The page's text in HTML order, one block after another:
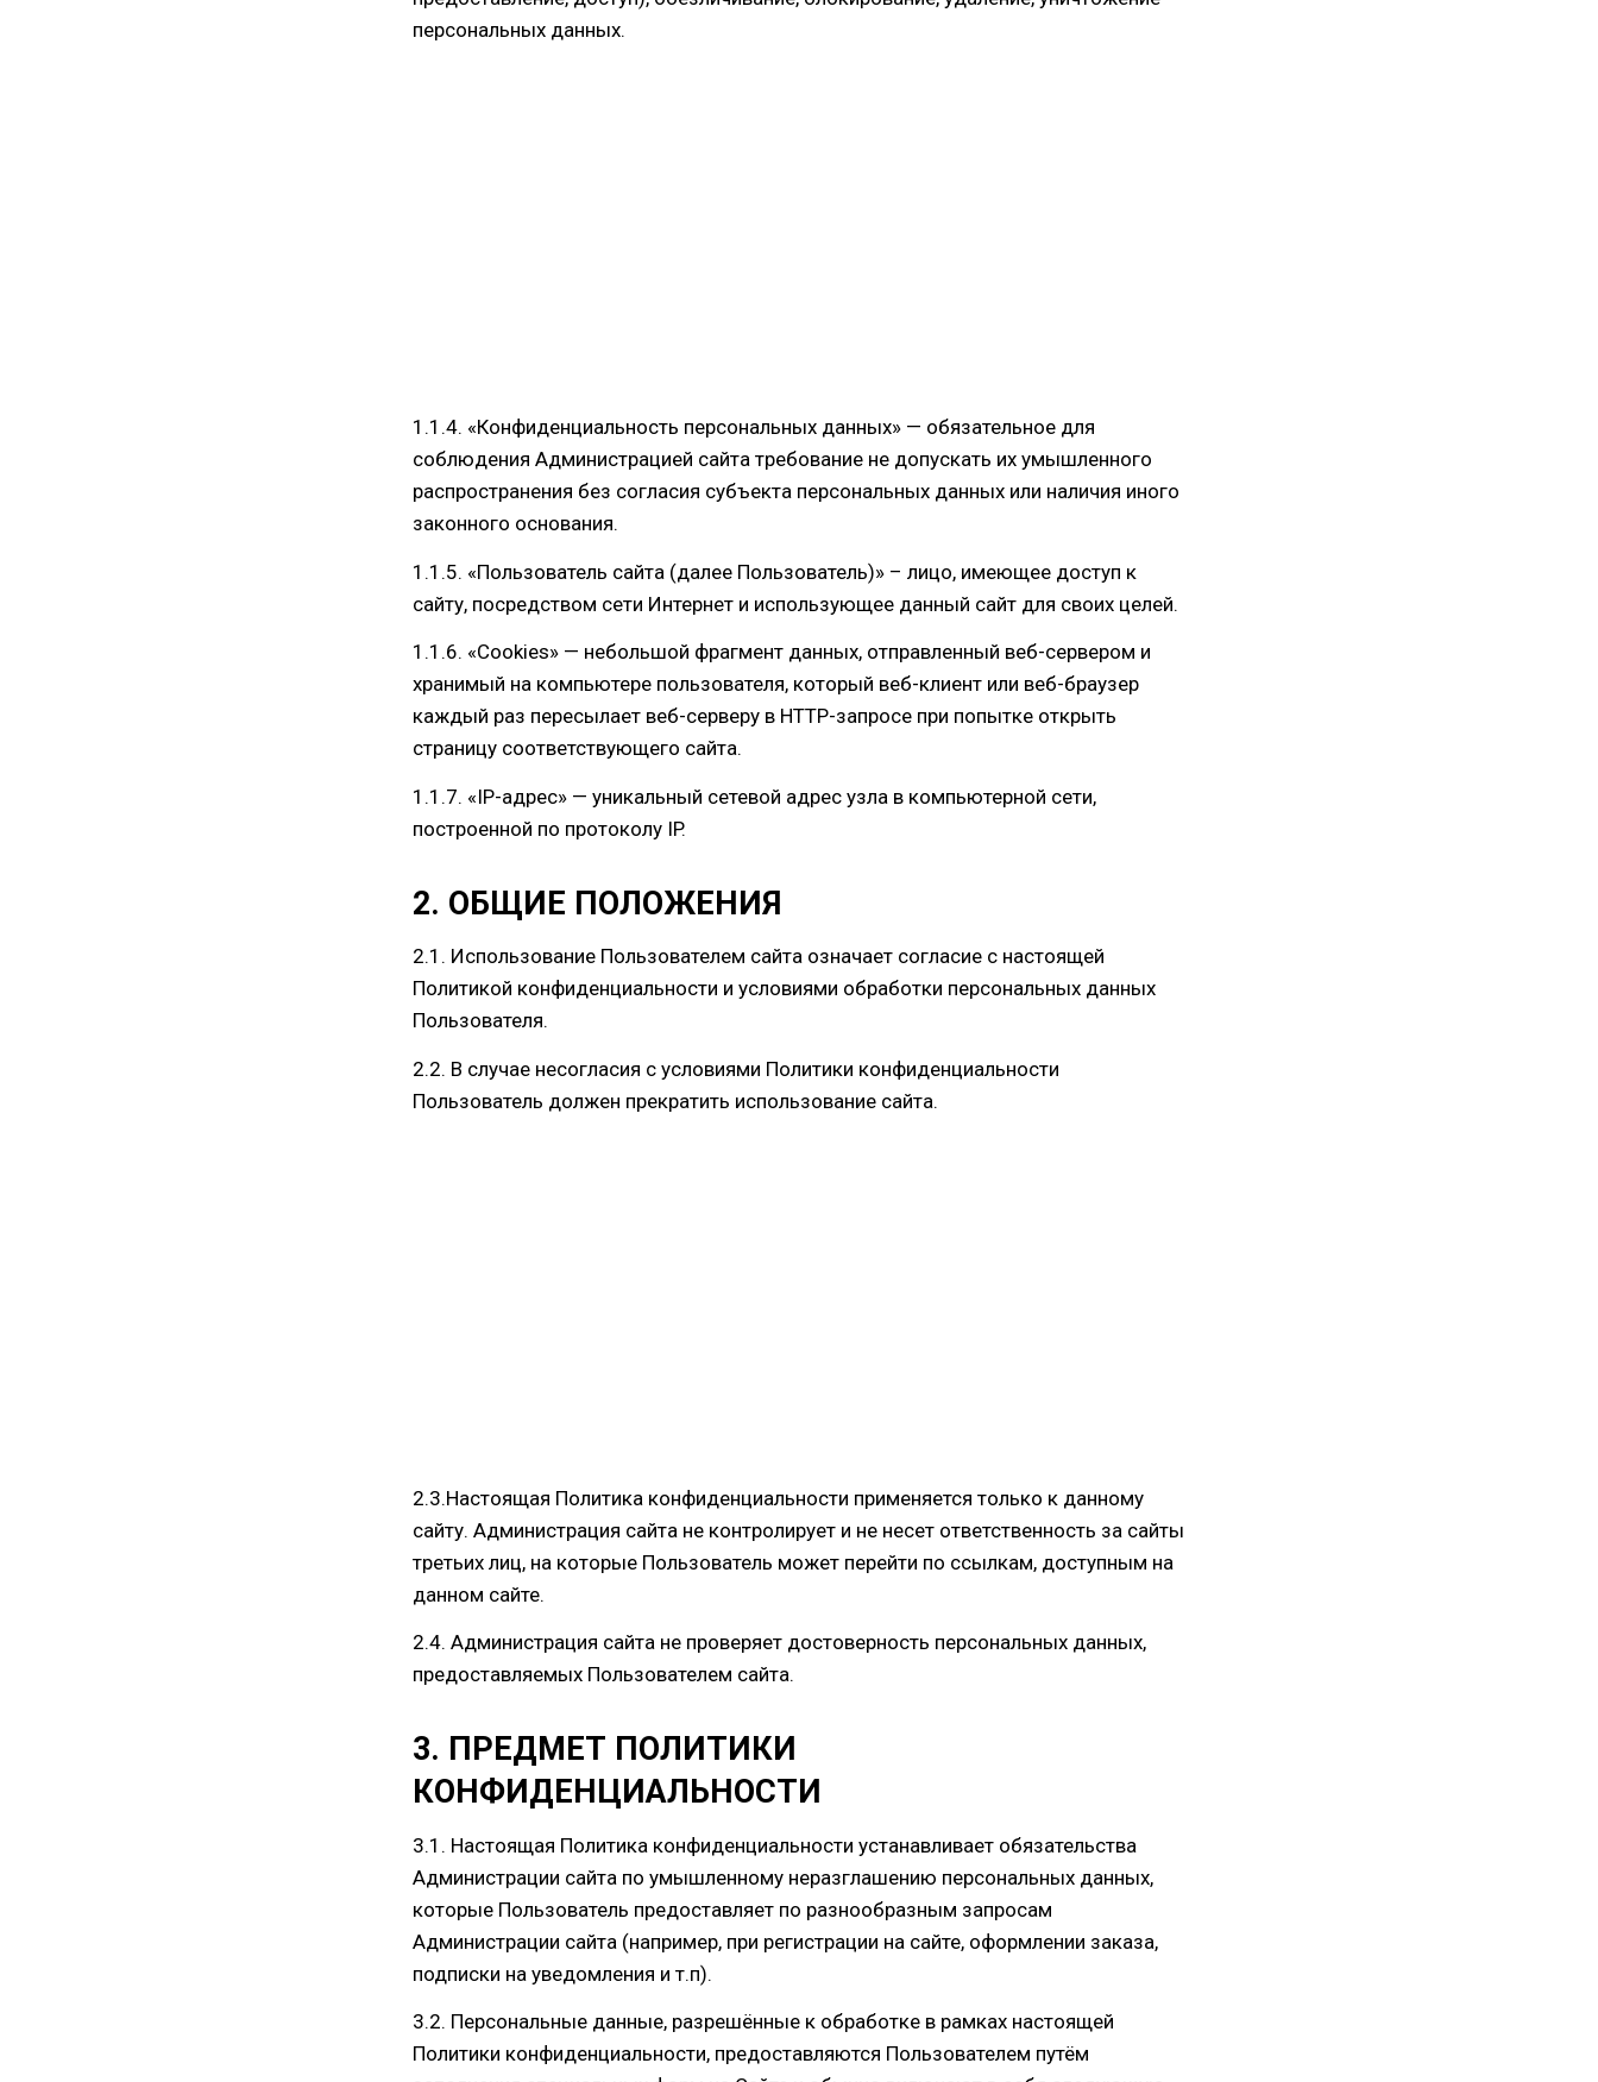
персональных данных.
1.1.4. «Конфиденциальность персональных данных» — обязательное для
соблюдения Администрацией сайта требование не допускать их умышленного
распространения без согласия субъекта персональных данных или наличия иного
законного основания.
1.1.5. «Пользователь сайта (далее Пользователь)» – лицо, имеющее доступ к
сайту, посредством сети Интернет и использующее данный сайт для своих целей.
1.1.6. «Cookies» — небольшой фрагмент данных, отправленный веб-сервером и
хранимый на компьютере пользователя, который веб-клиент или веб-браузер
каждый раз пересылает веб-серверу в HTTP-запросе при попытке открыть
страницу соответствующего сайта.
1.1.7. «IP-адрес» — уникальный сетевой адрес узла в компьютерной сети,
построенной по протоколу IP.
2. ОБЩИЕ ПОЛОЖЕНИЯ
2.1. Использование Пользователем сайта означает согласие с настоящей
Политикой конфиденциальности и условиями обработки персональных данных
Пользователя.
2.2. В случае несогласия с условиями Политики конфиденциальности
Пользователь должен прекратить использование сайта.
2.3.Настоящая Политика конфиденциальности применяется только к данному
сайту. Администрация сайта не контролирует и не несет ответственность за сайты
третьих лиц, на которые Пользователь может перейти по ссылкам, доступным на
данном сайте.
2.4. Администрация сайта не проверяет достоверность персональных данных,
предоставляемых Пользователем сайта.
3. ПРЕДМЕТ ПОЛИТИКИ
КОНФИДЕНЦИАЛЬНОСТИ
3.1. Настоящая Политика конфиденциальности устанавливает обязательства
Администрации сайта по умышленному неразглашению персональных данных,
которые Пользователь предоставляет по разнообразным запросам
Администрации сайта (например, при регистрации на сайте, оформлении заказа,
подписки на уведомления и т.п).
3.2. Персональные данные, разрешённые к обработке в рамках настоящей
Политики конфиденциальности, предоставляются Пользователем путём